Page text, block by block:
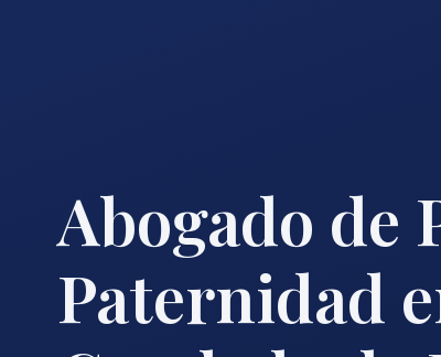
Abogado de
Paternidad